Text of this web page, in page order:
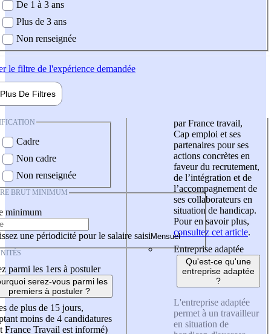
De 1 à 3 ans
Plus de 3 ans
Non renseignée
le filtre de l'expérience demandée
Plus De Filtres
Cadre
Non cadre
Non renseignée
BRUT MINIMUM
minimum
une périodicité pour le salaire saisi
parmi les 1ers à postuler
serez-vous parmi les
premiers à postuler ?
de plus de 15 jours,
moins de 4 candidatures
France Travail est informé)
par France travail,
Cap emploi et ses
partenaires pour ses
actions concrètes en
faveur du recrutement,
de l’intégration et de
l’accompagnement de
ses collaborateurs en
situation de handicap.
Pour en savoir plus,
consultez cet article.
Entreprise adaptée
Qu'est-ce qu'une
entreprise adaptée
?
L'entreprise adaptée
permet à un travailleur
en situation de